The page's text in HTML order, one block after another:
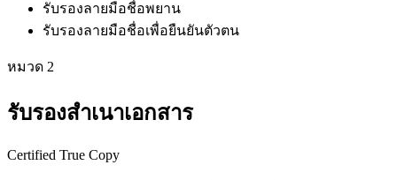
รับรองลายมือชื่อพยาน
รับรองลายมือชื่อเพื่อยืนยันตัวตน
หมวด 2
รับรองสำเนาเอกสาร
Certified True Copy